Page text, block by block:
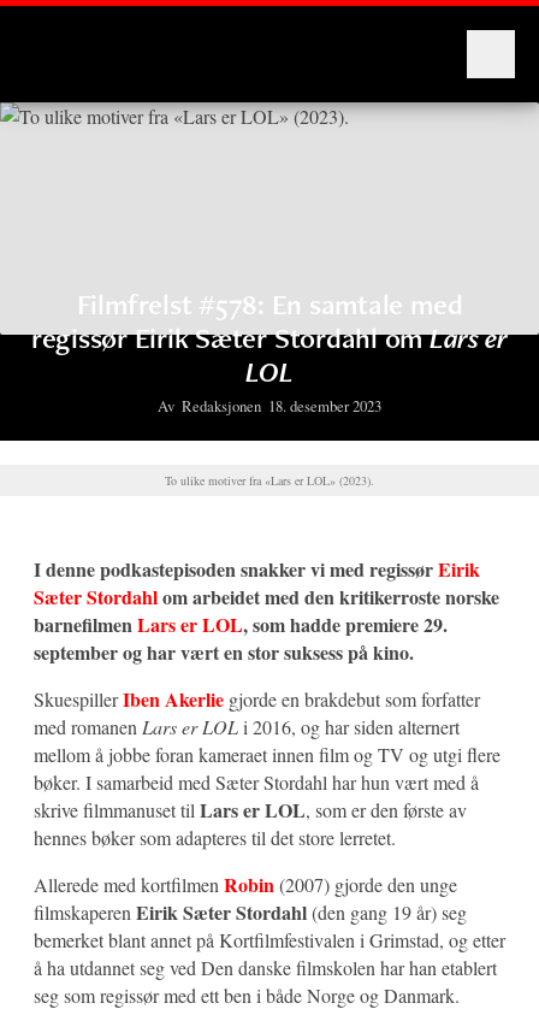
Filmfrelst #578: En samtale med
regissør Eirik Sæter Stordahl omLars er
LOL
Av Redaksjonen 18. desember 2023
To ulike motiver fra «Lars er LOL» (2023).
I denne podkastepisoden snakker vi med regissørEirik
Sæter Stordahlom arbeidet med den kritikerroste norske
barnefilmen Lars er LOL, som hadde premiere 29.
september og har vært en stor suksess på kino.
SkuespillerIben Akerlie gjorde en brakdebut som forfatter
med romanen Lars er LOLi 2016, og har siden alternert
mellom å jobbe foran kameraet innen film og TV og utgi flere
bøker. I samarbeid med Sæter Stordahl har hun vært med å
skrive filmmanuset til Lars er LOL, som er den første av
hennes bøker som adapteres til det store lerretet.
Allerede med kortfilmen Robin (2007) gjorde den unge
filmskaperen Eirik Sæter Stordahl(den gang 19 år) seg
bemerket blant annet på Kortfilmfestivalen i Grimstad, og etter
å ha utdannet seg ved Den danske filmskolen har han etablert
seg som regissør med ett ben i både Norge og Danmark.